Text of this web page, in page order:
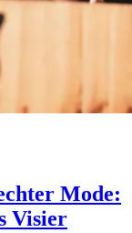
Mode:
Visier